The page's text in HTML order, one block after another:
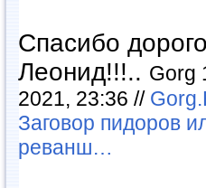
Спасибо
Леонид!!!.. Gorg
2021, 23:36 //
Заговор пидоров
реванш…